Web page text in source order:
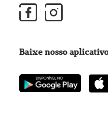
Baixe nosso